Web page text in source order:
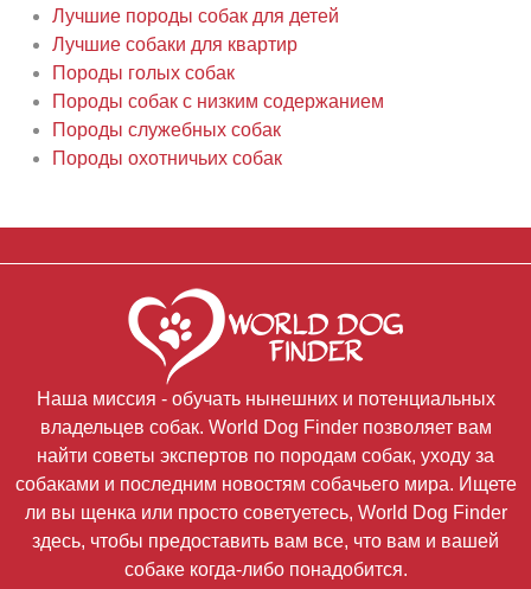
Лучшие породы собак для детей
Лучшие собаки для квартир
Породы голых собак
Породы собак с низким содержанием
Породы служебных собак
Породы охотничьих собак
Наша миссия - обучать нынешних и потенциальных
владельцев собак. World Dog Finder позволяет вам
найти советы экспертов по породам собак, уходу за
собаками и последним новостям собачьего мира. Ищете
ли вы щенка или просто советуетесь, World Dog Finder
здесь, чтобы предоставить вам все, что вам и вашей
собаке когда-либо понадобится.